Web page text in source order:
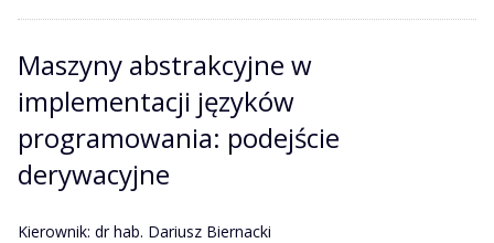
Maszyny abstrakcyjne w
implementacji języków
programowania: podejście
derywacyjne
Kierownik: dr hab. Dariusz Biernacki